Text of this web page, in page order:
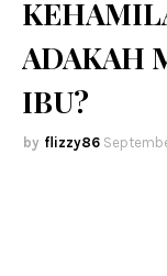
ADAKAH
IBU?
flizzy86